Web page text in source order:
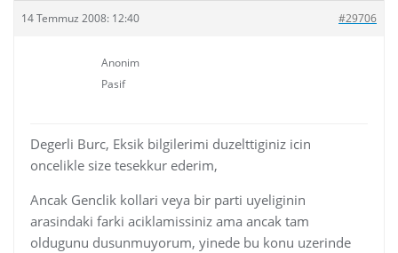
14 Temmuz 2008: 12:40 #29706
Anonim
Pasif
Degerli Burc, Eksik bilgilerimi duzelttiginiz icin
oncelikle size tesekkur ederim,
Ancak Genclik kollari veya bir parti uyeliginin
arasindaki farki aciklamissiniz ama ancak tam
oldugunu dusunmuyorum, yinede bu konu uzerinde